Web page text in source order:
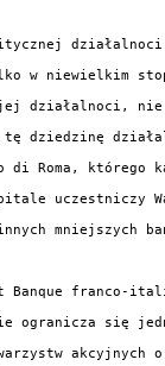
działalnoci
w niewielkim
działalnoci, nie
di Roma,
mniejszych
franco-
się